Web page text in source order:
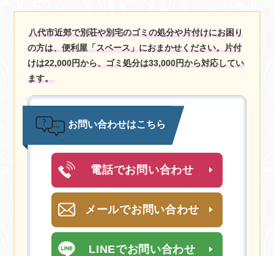
八代市近郊で別荘や別宅のゴミの処分や片付けにお困り
の方は、便利屋「スペース」におまかせください。片付
けは22,000円から、ゴミ処分は33,000円から対応してい
ます。
お問い合わせはこちら
電話でお問い合わせ
メールでお問い合わせ
LINEでお問い合わせ